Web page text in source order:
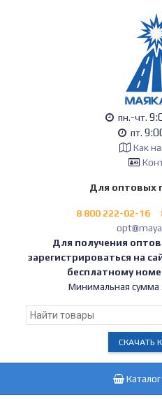
пн.-чт.
пт.
Как
Для оптовых
8 800 222-02-16
Для получения
зарегистрироваться на
бесплатному
Минимальная сумма
СКАЧАТЬ